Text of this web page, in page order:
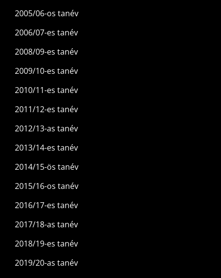
2005/06-os tanév
2006/07-es tanév
2008/09-es tanév
2009/10-es tanév
2010/11-es tanév
2011/12-es tanév
2012/13-as tanév
2013/14-es tanév
2014/15-ös tanév
2015/16-os tanév
2016/17-es tanév
2017/18-as tanév
2018/19-es tanév
2019/20-as tanév